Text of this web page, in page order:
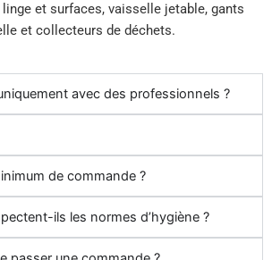
et surfaces, vaisselle jetable, gants
et collecteurs de déchets.
avec des professionnels ?
de commande ?
ils les normes d’hygiène ?